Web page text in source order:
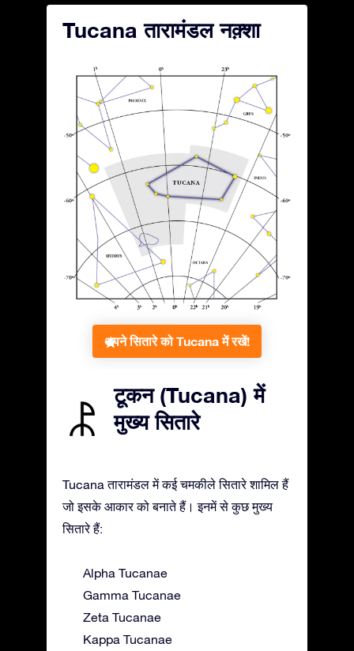
Tucana तारामंडल नक़्शा
अपने सितारे को Tucana में रखें!
टूकन (Tucana) में
मुख्य सितारे
Tucana तारामंडल में कई चमकीले सितारे शामिल हैं
जो इसके आकार को बनाते हैं। इनमें से कुछ मुख्य
सितारे हैं:
Alpha Tucanae
Gamma Tucanae
Zeta Tucanae
Kappa Tucanae